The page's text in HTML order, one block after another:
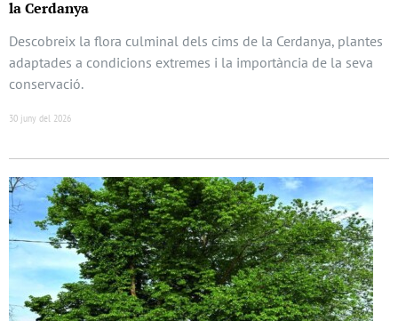
la Cerdanya
Descobreix la flora culminal dels cims de la Cerdanya, plantes
adaptades a condicions extremes i la importància de la seva
conservació.
30 juny del 2026